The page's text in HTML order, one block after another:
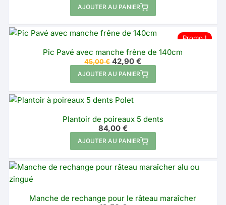
AJOUTER AU PANIER
Promo !
Pic Pavé avec manche frêne de 140cm
45,00€ Le
prix
initial
était :
42,90€Le
prix
actuel
est :
AJOUTER AU PANIER
Plantoir de poireaux 5 dents
84,00 €
AJOUTER AU PANIER
Manche de rechange pour le râteau maraîcher